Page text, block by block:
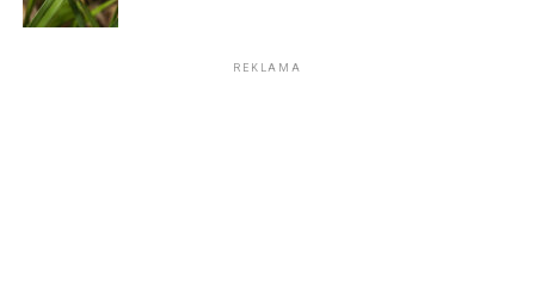
REKLAMA